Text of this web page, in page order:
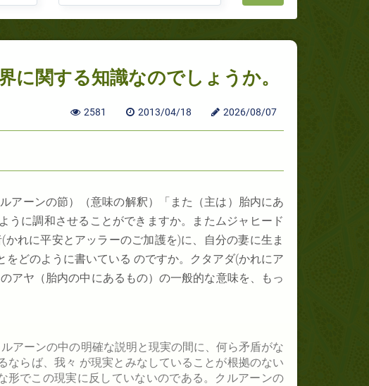
に関する知識なのでしょうか。
2581 2013/04/18 2026/08/07
アーンの節）（意味の解釈）「また（主は）胎内にあ
うに調和させることができますか。またムジャヒード
れに平安とアッラーのご加護を)に、自分の妻に生ま
どのように書いている のですか。クタアダ(かれにア
アヤ（胎内の中にあるもの）の一般的な意味を、もっ
アーンの中の明確な説明と現実の間に、何ら矛盾がな
らば、我々 が現実とみなしていることが根拠のない
でこの現実に反していないのである。クルアーンの